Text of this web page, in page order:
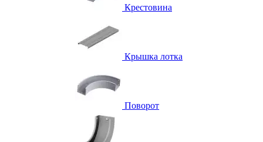
Крестовина
Крышка лотка
Поворот